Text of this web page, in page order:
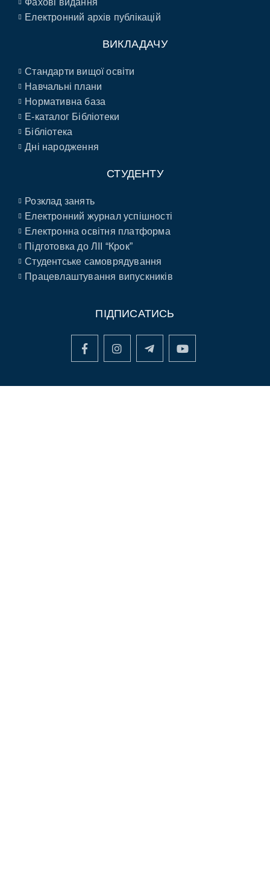
Електронний архів публікацій
ВИКЛАДАЧУ
Стандарти вищої освіти
Навчальні плани
Нормативна база
E-каталог Бібліотеки
Бібліотека
Дні народження
СТУДЕНТУ
Розклад занять
Електронний журнал успішності
Електронна освітня платформа
Підготовка до ЛІІ “Крок”
Студентське самоврядування
Працевлаштування випускників
ПІДПИСАТИСЬ